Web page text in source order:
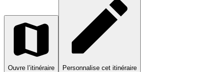
Ouvre l’itinéraire Personnalise cet itinéraire